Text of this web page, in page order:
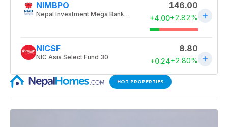
HOT PROPERTIES